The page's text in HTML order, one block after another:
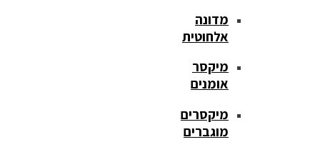
מדונה
אלחוטית
מיקסר
אומנים
מיקסרים
מוגברים